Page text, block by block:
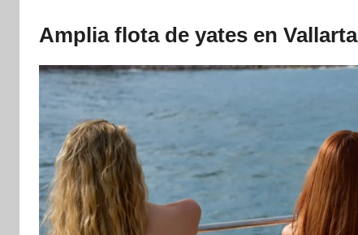
Amplia flota de yates en Vallarta